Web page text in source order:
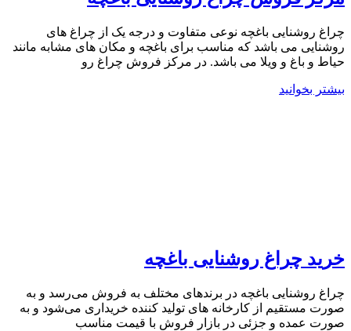
چراغ روشنایی باغچه نوعی متفاوت و درجه یک از چراغ های
روشنایی می باشد که مناسب برای باغچه و مکان‌ های مشابه مانند
حیاط و باغ و ویلا می باشد. در مرکز فروش چراغ رو
بیشتر بخوانید
خرید چراغ روشنایی باغچه
چراغ روشنایی باغچه در برندهای مختلف به فروش می‌رسد و به
صورت مستقیم از کارخانه های تولید کننده خریداری می‌شود و به
صورت عمده و جزئی در بازار فروش با قیمت مناسب